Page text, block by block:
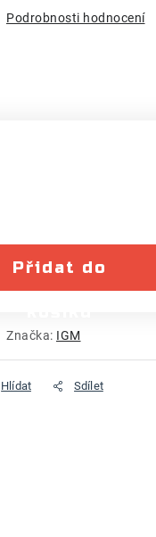
Podrobnosti hodnocení
Přidat do
Značka: IGM
Hlídat Sdílet